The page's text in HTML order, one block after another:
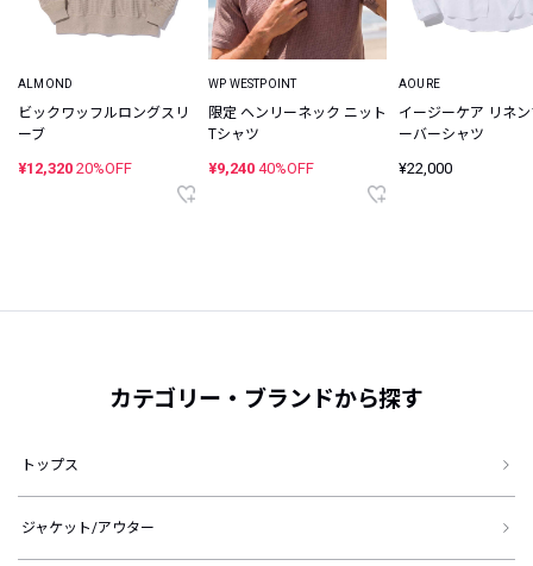
ALMOND
ビックワッフルロングスリ
ーブ
¥12,320 20%OFF
WP WESTPOINT
限定 ヘンリーネック ニット
Tシャツ
¥9,240 40%OFF
AOURE
イージーケア リネ
ーバーシャツ
¥22,000
カテゴリー・ブランドから探す
トップス
ジャケット/アウター